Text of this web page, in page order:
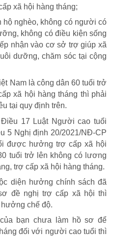
tế
xã hội hàng tháng;
nghèo, không có người có
không có điều kiện sống
nhận vào cơ sở trợ giúp xã
dưỡng, chăm sóc tại cộng
Nam là công dân 60 tuổi trở
xã hội hàng tháng thì phải
tại quy định trên.
17 Luật Người cao tuổi
5 Nghị định 20/2021/NĐ-CP
được hưởng trợ cấp xã hội
tuổi trở lên không có lương
trợ cấp xã hội hàng tháng.
diện hưởng chính sách đã
đề nghị trợ cấp xã hội thì
chế độ.
bạn chưa làm hồ sơ để
đối với người cao tuổi thì